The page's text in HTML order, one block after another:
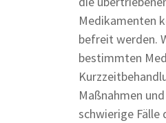
Medikamenten
befreit werden.
bestimmten
Maßnahmen
schwierige